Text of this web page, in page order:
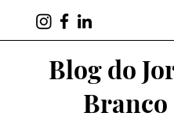
Blog do
Branco